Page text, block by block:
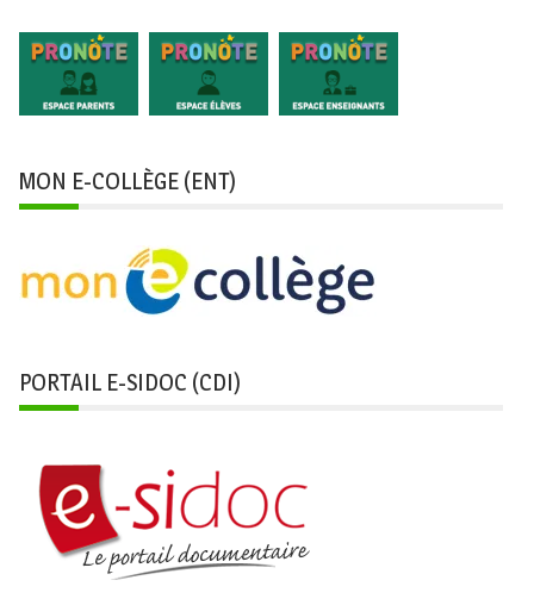
MON E-COLLÈGE (ENT)
PORTAIL E-SIDOC (CDI)